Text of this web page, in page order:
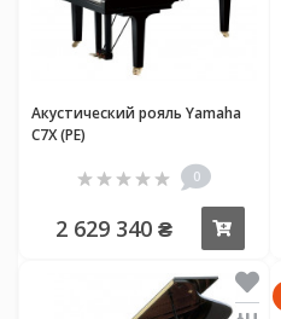
Акустический рояль Yamaha
C7X (PE)
0
2 629 340 ₴